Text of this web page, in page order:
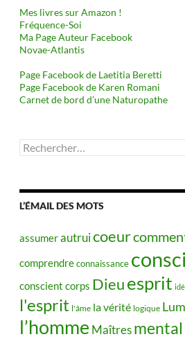
Mes livres sur Amazon !
Fréquence-Soi
Ma Page Auteur Facebook
Novae-Atlantis
Page Facebook de Laetitia Beretti
Page Facebook de Karen Romani
Carnet de bord d’une Naturopathe
Rechercher :
L’ÉMAIL DES MOTS
assumerautruicoeur
comprendreconnaissance
conscient corps Dieuesprit
l'esprit l'âme la vérité logique
l’homme Maîtres mental